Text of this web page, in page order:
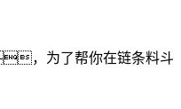
，为了帮你在链条料斗